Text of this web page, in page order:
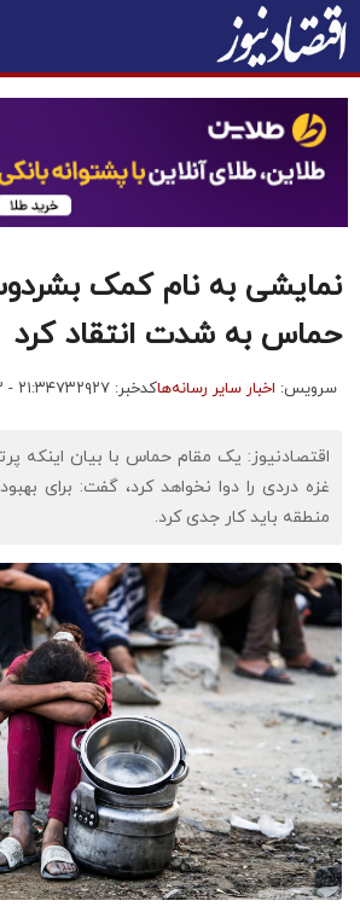
نمایشی به نام کمک
حماس به شدت انتقاد کرد
سرویس: اخبار سایر رسانه‌هاکدخبر: ۷۳۲۹۲۷ ۱۴۰۴/
اقتصادنیوز: یک مقام حماس با بیان اینکه
غزه دردی را دوا نخواهد کرد، گفت: برای
منطقه باید کار جدی کرد.